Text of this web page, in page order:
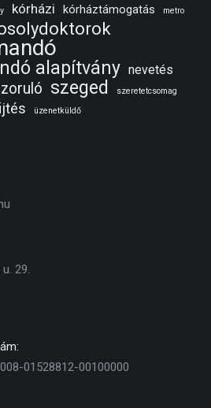
kórházi kórháztámogatás metro
alapítvány nevetés
szeged
szeretetcsomag
üzenetküldő
29.
01528812-00100000